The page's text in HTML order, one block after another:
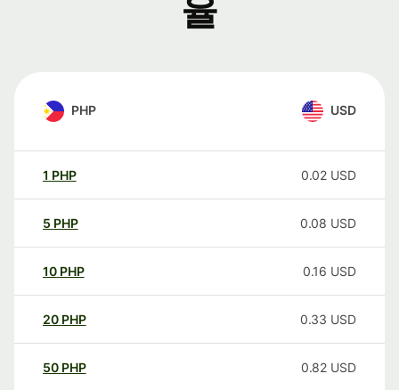
율
PHP USD
1 PHP 0.02 USD
5 PHP 0.08 USD
10 PHP 0.16 USD
20 PHP 0.33 USD
50 PHP 0.82 USD